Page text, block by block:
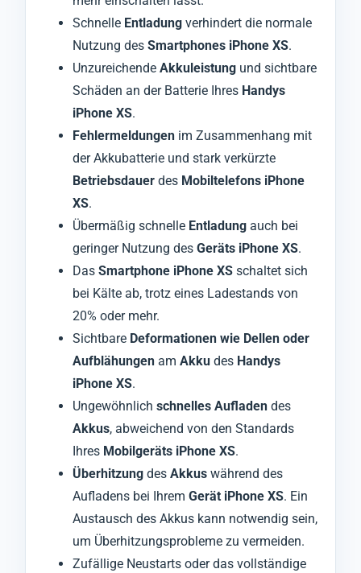
Schnelle Entladung verhindert die normale
Nutzung des Smartphones iPhone XS.
Unzureichende Akkuleistung und sichtbare
Schäden an der Batterie Ihres Handys
iPhone XS.
Fehlermeldungen im Zusammenhang mit
der Akkubatterie und stark verkürzte
Betriebsdauer des Mobiltelefons iPhone
XS.
Übermäßig schnelle Entladung auch bei
geringer Nutzung des Geräts iPhone XS.
Das Smartphone iPhone XS schaltet sich
bei Kälte ab, trotz eines Ladestands von
20% oder mehr.
Sichtbare Deformationen wie Dellen oder
Aufblähungen am Akku des Handys
iPhone XS.
Ungewöhnlich schnelles Aufladen des
Akkus, abweichend von den Standards
Ihres Mobilgeräts iPhone XS.
Überhitzung des Akkus während des
Aufladens bei Ihrem Gerät iPhone XS. Ein
Austausch des Akkus kann notwendig sein,
um Überhitzungsprobleme zu vermeiden.
Zufällige Neustarts oder das vollständige